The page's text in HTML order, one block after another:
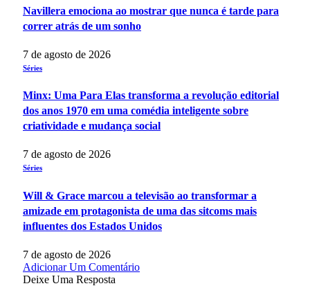
Navillera emociona ao mostrar que nunca é tarde para
correr atrás de um sonho
7 de agosto de 2026
Séries
Minx: Uma Para Elas transforma a revolução editorial
dos anos 1970 em uma comédia inteligente sobre
criatividade e mudança social
7 de agosto de 2026
Séries
Will & Grace marcou a televisão ao transformar a
amizade em protagonista de uma das sitcoms mais
influentes dos Estados Unidos
7 de agosto de 2026
Adicionar Um Comentário
Deixe Uma Resposta